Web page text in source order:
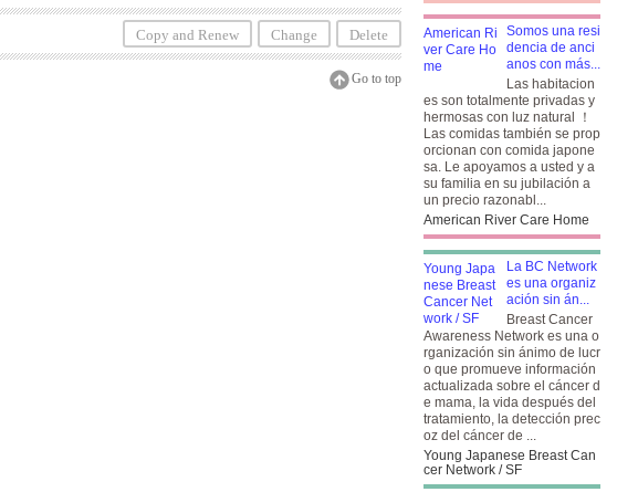
Copy and Renew Change Delete
Go to top
Somos una resi
dencia de anci
anos con más...
Las habitacion
es son totalmente privadas y
hermosas con luz natural ！
Las comidas también se prop
orcionan con comida japone
sa. Le apoyamos a usted y a
su familia en su jubilación a
un precio razonabl...
American River Care Home
La BC Network
es una organiz
ación sin án...
Breast Cancer
Awareness Network es una o
rganización sin ánimo de lucr
o que promueve información
actualizada sobre el cáncer d
e mama, la vida después del
tratamiento, la detección prec
oz del cáncer de ...
Young Japanese Breast Can
cer Network / SF